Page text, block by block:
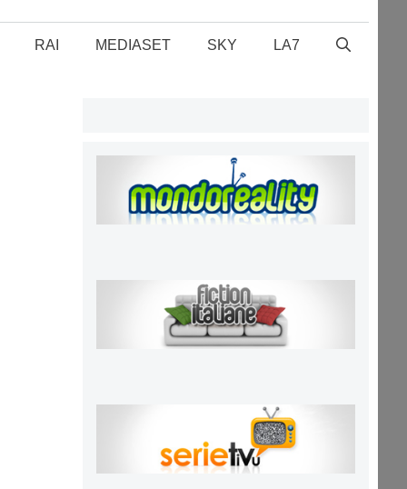
RAI MEDIASET SKY LA7